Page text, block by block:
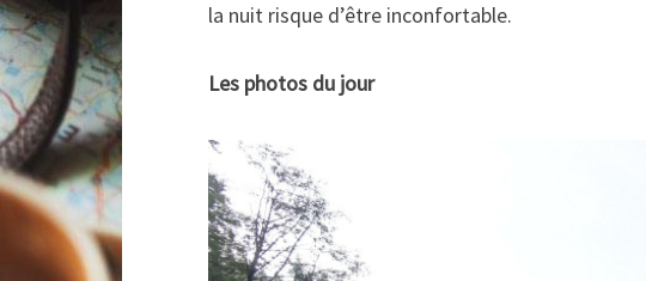
la nuit risque d’être inconfortable.
Les photos du jour